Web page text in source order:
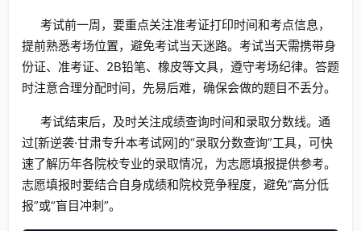
考试前一周，要重点关注准考证打印时间和考点信息，
提前熟悉考场位置，避免考试当天迷路。考试当天需携带身
份证、准考证、2B铅笔、橡皮等文具，遵守考场纪律。答题
时注意合理分配时间，先易后难，确保会做的题目不丢分。
考试结束后，及时关注成绩查询时间和录取分数线。通
过[新逆袭·甘肃专升本考试网]的“录取分数查询”工具，可快
速了解历年各院校专业的录取情况，为志愿填报提供参考。
志愿填报时要结合自身成绩和院校竞争程度，避免“高分低
报”或“盲目冲刺”。